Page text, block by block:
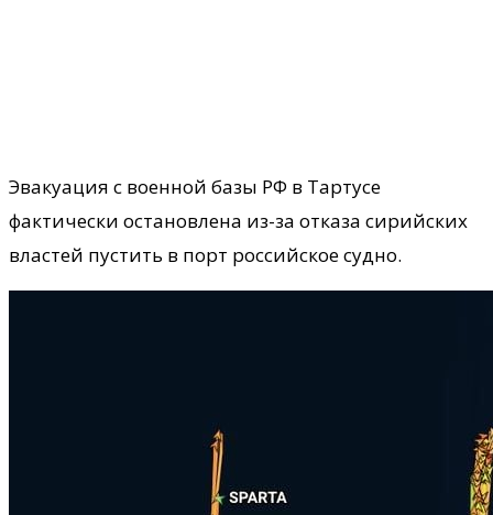
Эвакуация с военной базы РФ в Тартусе
фактически остановлена из-за отказа сирийских
властей пустить в порт российское судно.